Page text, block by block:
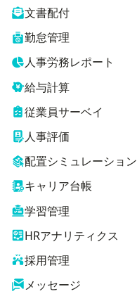
文書配付
勤怠管理
人事労務レポート
給与計算
従業員サーベイ
人事評価
配置シミュレーション
キャリア台帳
学習管理
HRアナリティクス
採用管理
メッセージ